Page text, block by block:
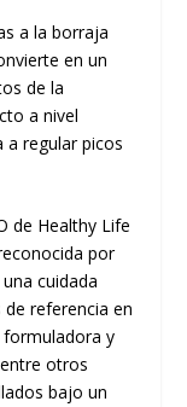
a la borraja
en un
de la
a nivel
a regular picos
de Healthy Life
por
cuidada
referencia en
formuladora y
otros
bajo un